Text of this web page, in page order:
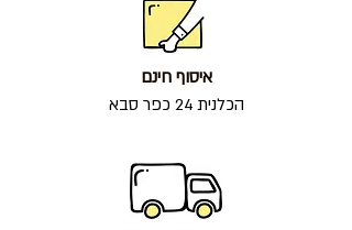
איסוף חינם
הכלנית 24 כפר סבא